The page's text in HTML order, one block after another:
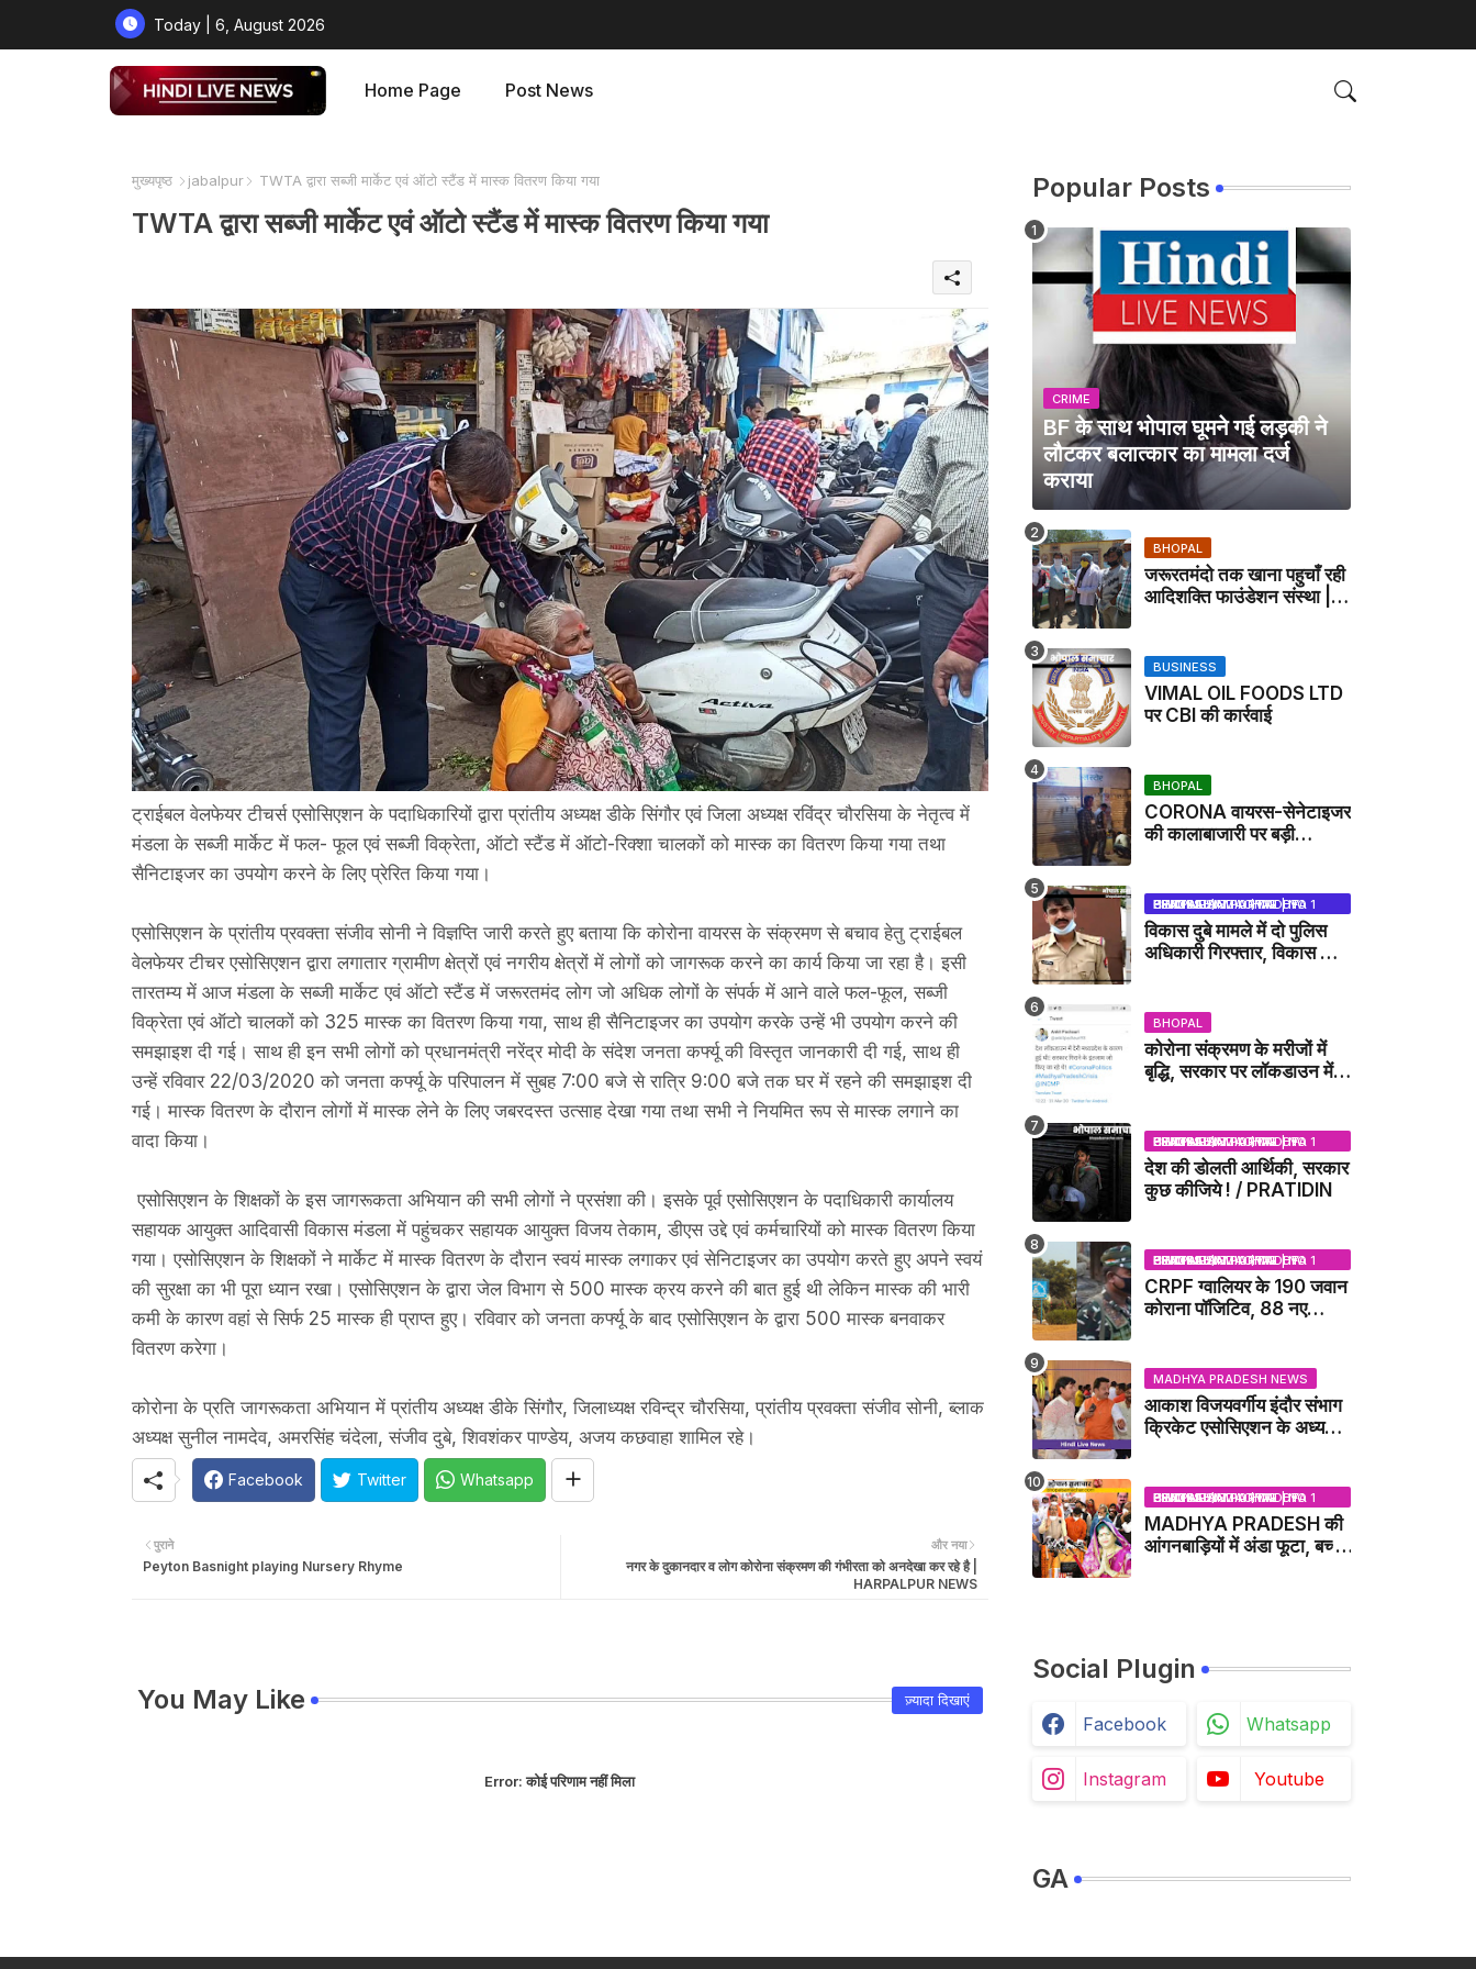
Today | 6, August 2026
Home Page Post News
मुख्यपृष्ठ jabalpur TWTA द्वारा सब्जी मार्केट एवं ऑटो स्टैंड में मास्क वितरण किया गया
TWTA द्वारा सब्जी मार्केट एवं ऑटो स्टैंड में मास्क वितरण किया गया
ट्राईबल वेलफेयर टीचर्स एसोसिएशन के पदाधिकारियों द्वारा प्रांतीय अध्यक्ष डीके सिंगौर एवं जिला अध्यक्ष रविंद्र चौरसिया के नेतृत्व में
मंडला के सब्जी मार्केट में फल- फूल एवं सब्जी विक्रेता, ऑटो स्टैंड में ऑटो-रिक्शा चालकों को मास्क का वितरण किया गया तथा
सैनिटाइजर का उपयोग करने के लिए प्रेरित किया गया।
एसोसिएशन के प्रांतीय प्रवक्ता संजीव सोनी ने विज्ञप्ति जारी करते हुए बताया कि कोरोना वायरस के संक्रमण से बचाव हेतु ट्राईबल
वेलफेयर टीचर एसोसिएशन द्वारा लगातार ग्रामीण क्षेत्रों एवं नगरीय क्षेत्रों में लोगों को जागरूक करने का कार्य किया जा रहा है। इसी
तारतम्य में आज मंडला के सब्जी मार्केट एवं ऑटो स्टैंड में जरूरतमंद लोग जो अधिक लोगों के संपर्क में आने वाले फल-फूल, सब्जी
विक्रेता एवं ऑटो चालकों को 325 मास्क का वितरण किया गया, साथ ही सैनिटाइजर का उपयोग करके उन्हें भी उपयोग करने की
समझाइश दी गई। साथ ही इन सभी लोगों को प्रधानमंत्री नरेंद्र मोदी के संदेश जनता कर्फ्यू की विस्तृत जानकारी दी गई, साथ ही
उन्हें रविवार 22/03/2020 को जनता कर्फ्यू के परिपालन में सुबह 7:00 बजे से रात्रि 9:00 बजे तक घर में रहने की समझाइश दी
गई। मास्क वितरण के दौरान लोगों में मास्क लेने के लिए जबरदस्त उत्साह देखा गया तथा सभी ने नियमित रूप से मास्क लगाने का
वादा किया।
एसोसिएशन के शिक्षकों के इस जागरूकता अभियान की सभी लोगों ने प्रसंशा की। इसके पूर्व एसोसिएशन के पदाधिकारी कार्यालय
सहायक आयुक्त आदिवासी विकास मंडला में पहुंचकर सहायक आयुक्त विजय तेकाम, डीएस उद्दे एवं कर्मचारियों को मास्क वितरण किया
गया। एसोसिएशन के शिक्षकों ने मार्केट में मास्क वितरण के दौरान स्वयं मास्क लगाकर एवं सेनिटाइजर का उपयोग करते हुए अपने स्वयं
की सुरक्षा का भी पूरा ध्यान रखा। एसोसिएशन के द्वारा जेल विभाग से 500 मास्क क्रय करने की बात हुई थी लेकिन मास्क की भारी
कमी के कारण वहां से सिर्फ 25 मास्क ही प्राप्त हुए। रविवार को जनता कर्फ्यू के बाद एसोसिएशन के द्वारा 500 मास्क बनवाकर
वितरण करेगा।
कोरोना के प्रति जागरूकता अभियान में प्रांतीय अध्यक्ष डीके सिंगौर, जिलाध्यक्ष रविन्द्र चौरसिया, प्रांतीय प्रवक्ता संजीव सोनी, ब्लाक
अध्यक्ष सुनील नामदेव, अमरसिंह चंदेला, संजीव दुबे, शिवशंकर पाण्डेय, अजय कछवाहा शामिल रहे।
Facebook Twitter Whatsapp
और नया
नगर के दुकानदार व लोग कोरोना संक्रमण की गंभीरता को अनदेखा कर रहे है |
HARPALPUR NEWS
पुराने
Peyton Basnight playing Nursery Rhyme
You May Like ज़्यादा दिखाएं
Error:कोई परिणाम नहीं मिला
Popular Posts
CRIME
BF के साथ भोपाल घूमने गई लड़की ने
लौटकर बलात्कार का मामला दर्ज
कराया
BHOPAL
जरूरतमंदो तक खाना पहुचाँ रही
आदिशक्ति फाउंडेशन संस्था |
BUSINESS
VIMAL OIL FOODS LTD
पर CBI की कार्रवाई
BHOPAL
CORONA वायरस-सेनेटाइजर
की कालाबाजारी पर बड़ी
BHOPAL SAMACHAR | NO 1 HINDI NEWS PORTAL OF CENTRAL INDIA (MADHYA PRADESH)
विकास दुबे मामले में दो पुलिस
अधिकारी गिरफ्तार, विकास की
BHOPAL
कोरोना संक्रमण के मरीजों में
बृद्धि, सरकार पर लॉकडाउन में
BHOPAL SAMACHAR | NO 1 HINDI NEWS PORTAL OF CENTRAL INDIA (MADHYA PRADESH)
देश की डोलती आर्थिकी, सरकार
कुछ कीजिये ! / PRATIDIN
BHOPAL SAMACHAR | NO 1 HINDI NEWS PORTAL OF CENTRAL INDIA (MADHYA PRADESH)
CRPF ग्वालियर के 190 जवान
कोराना पॉजिटिव, 88 नए
MADHYA PRADESH NEWS
आकाश विजयवर्गीय इंदौर संभाग
क्रिकेट एसोसिएशन के अध्यक्ष
BHOPAL SAMACHAR | NO 1 HINDI NEWS PORTAL OF CENTRAL INDIA (MADHYA PRADESH)
MADHYA PRADESH की
आंगनबाड़ियों में अंडा फूटा, बच्चों
Social Plugin
Facebook Whatsapp
Instagram Youtube
GA